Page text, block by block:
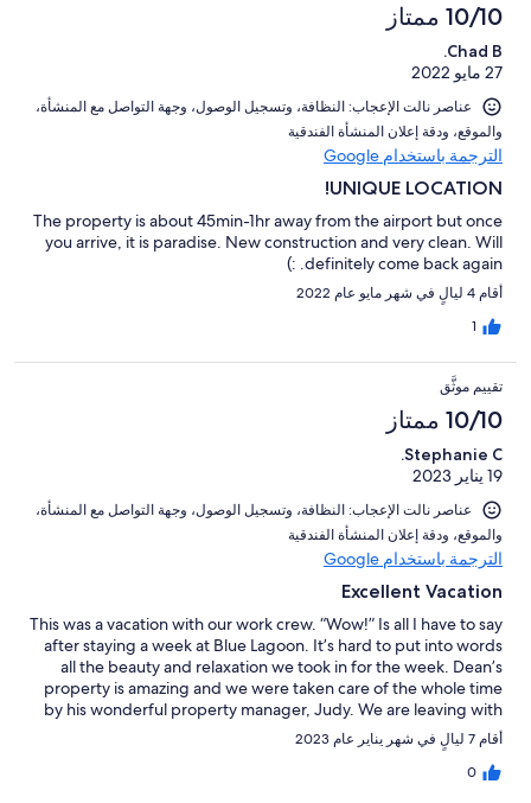
10/10 ممتاز
Chad B.
27 مايو 2022
عناصر نالت الإعجاب: ⁦النظافة⁩، و⁦تسجيل الوصول⁩، و⁦جهة التواصل مع المنشأة⁩،
و⁦الموقع⁩، و⁦دقة إعلان المنشأة الفندقية⁩
الترجمة باستخدام Google
UNIQUE LOCATION!
The property is about 45min-1hr away from the airport but once
you arrive, it is paradise. New construction and very clean. Will
definitely come back again. :)
أقام 4 ليالٍ في شهر مايو عام 2022
1
تقييم موثَّق
10/10 ممتاز
Stephanie C.
19 يناير 2023
عناصر نالت الإعجاب: ⁦النظافة⁩، و⁦تسجيل الوصول⁩، و⁦جهة التواصل مع المنشأة⁩،
و⁦الموقع⁩، و⁦دقة إعلان المنشأة الفندقية⁩
الترجمة باستخدام Google
Excellent Vacation
This was a vacation with our work crew. “Wow!” Is all I have to say
after staying a week at Blue Lagoon. It’s hard to put into words
all the beauty and relaxation we took in for the week. Dean’s
property is amazing and we were taken care of the whole time
by his wonderful property manager, Judy. We are leaving with
so many wonderful memories. Exuma has our heart!
أقام 7 ليالٍ في شهر يناير عام 2023
0